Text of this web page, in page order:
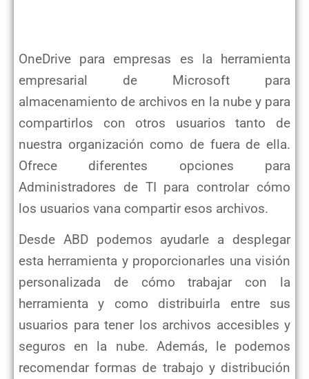
OneDrive para empresas es la herramienta
empresarial de Microsoft para
almacenamiento de archivos en la nube y para
compartirlos con otros usuarios tanto de
nuestra organización como de fuera de ella.
Ofrece diferentes opciones para
Administradores de TI para controlar cómo
los usuarios vana compartir esos archivos.
Desde ABD podemos ayudarle a desplegar
esta herramienta y proporcionarles una visión
personalizada de cómo trabajar con la
herramienta y como distribuirla entre sus
usuarios para tener los archivos accesibles y
seguros en la nube. Además, le podemos
recomendar formas de trabajo y distribución